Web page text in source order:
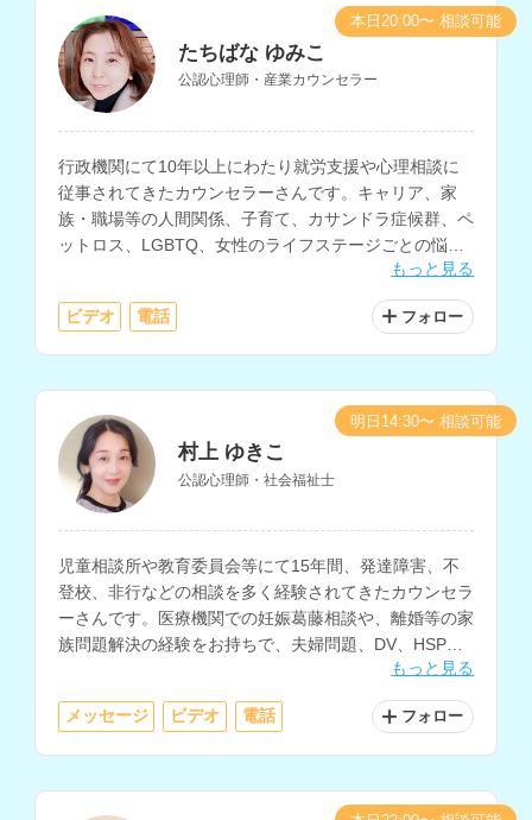
たちばな ゆみこ
公認心理師・産業カウンセラー
行政機関にて10年以上にわたり就労支援や心理相談に
従事されてきたカウンセラーさんです。キャリア、家
族・職場等の人間関係、子育て、カサンドラ症候群、ペ
ットロス、LGBTQ、女性のライフステージごとの悩み
もっと見る
ビデオ 電話 フォロー
本日20:00〜 相談可能
村上 ゆきこ
公認心理師・社会福祉士
児童相談所や教育委員会等にて15年間、発達障害、不
登校、非行などの相談を多く経験されてきたカウンセラ
ーさんです。医療機関での妊娠葛藤相談や、離婚等の家
族問題解決の経験をお持ちで、夫婦問題、DV、HSP、
職場の悩み、ひきこもり、うつ等のメンタルヘルスの相
もっと見る
メッセージ ビデオ 電話 フォロー
明日14:30〜 相談可能